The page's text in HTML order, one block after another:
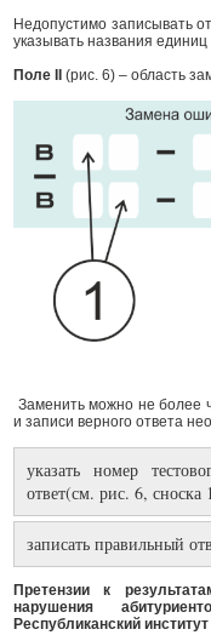
Недопустимо записывать
указывать названия
Поле II (рис. 6) – область
Заменить можно не более
и записи верного ответа
указать номер
ответ(см. рис. 6, сноска
записать правильный
Претензии к
нарушения
Республиканский